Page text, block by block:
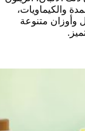
والكيماويات،
وأوزان متنوعة